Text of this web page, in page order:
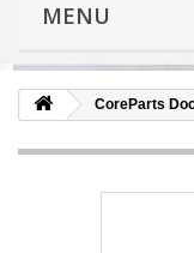
MENU
CoreParts